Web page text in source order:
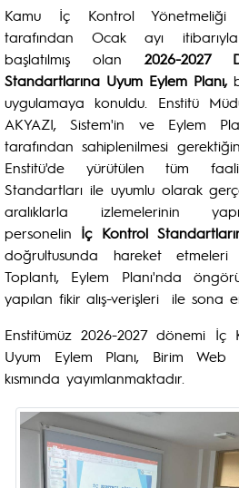
Kamu İç Kontrol Yönetmeliği
tarafından Ocak ayı itibarıyla
başlatılmış olan 2026-2027
Standartlarına Uyum Eylem Planı,
uygulamaya konuldu. Enstitü
AKYAZI, Sistem'in ve Eylem
tarafından sahiplenilmesi
Enstitü'de yürütülen tüm
Standartları ile uyumlu olarak
aralıklarla izlemelerinin
personelin İç Kontrol
doğrultusunda hareket etmeleri
Toplantı, Eylem Planı'nda
yapılan fikir alış-verişleri ile sona
Enstitümüz 2026-2027 dönemi İç
Uyum Eylem Planı, Birim Web
kısmında yayımlanmaktadır.